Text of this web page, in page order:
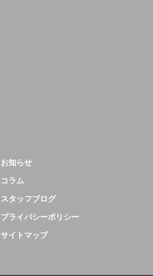
お知らせ
コラム
スタッフブログ
プライバシーポリシー
サイトマップ